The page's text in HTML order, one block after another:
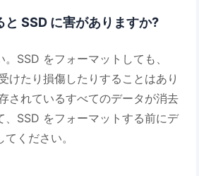
と SSD に害がありますか?
SSD をフォーマットしても、
けたり損傷したりすることはあり
されているすべてのデータが消去
、SSD をフォーマットする前にデ
ください。